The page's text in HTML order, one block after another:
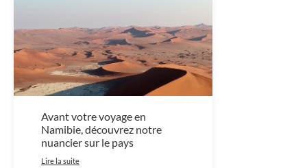
Avant votre voyage en
Namibie, découvrez notre
nuancier sur le pays
Lire la suite